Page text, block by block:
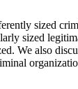
sized
sized
We also